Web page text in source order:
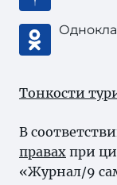
Тонкости
В
правах при
«Журнал/9